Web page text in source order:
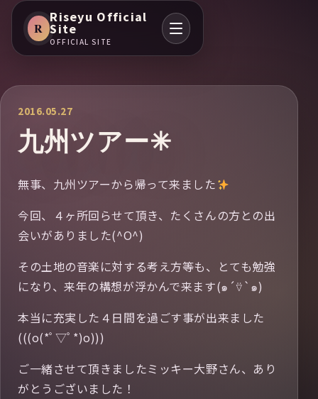
R
Riseyu Official
Site
OFFICIAL SITE
2016.05.27
九州ツアー✳︎
無事、九州ツアーから帰って来ました
今回、４ヶ所回らせて頂き、たくさんの方との出
会いがありました(^O^)
その土地の音楽に対する考え方等も、とても勉強
になり、来年の構想が浮かんで来ます(๑´⍢`๑)
本当に充実した４日間を過ごす事が出来ました
(((o(*ﾟ▽ﾟ*)o)))
ご一緒させて頂きましたミッキー大野さん、あり
がとうございました！